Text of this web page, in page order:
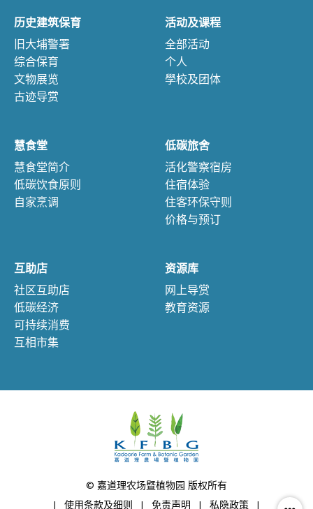
历史建筑保育
旧大埔警署
综合保育
文物展览
古迹导赏
活动及课程
全部活动
个人
學校及团体
慧食堂
慧食堂简介
低碳饮食原则
自家烹调
低碳旅舍
活化警察宿房
住宿体验
住客环保守则
价格与预订
互助店
社区互助店
低碳经济
可持续消费
互相市集
资源库
网上导赏
教育资源
© 嘉道理农场暨植物园 版权所有
|
使用条款及细则 | 免责声明 | 私隐政策 |